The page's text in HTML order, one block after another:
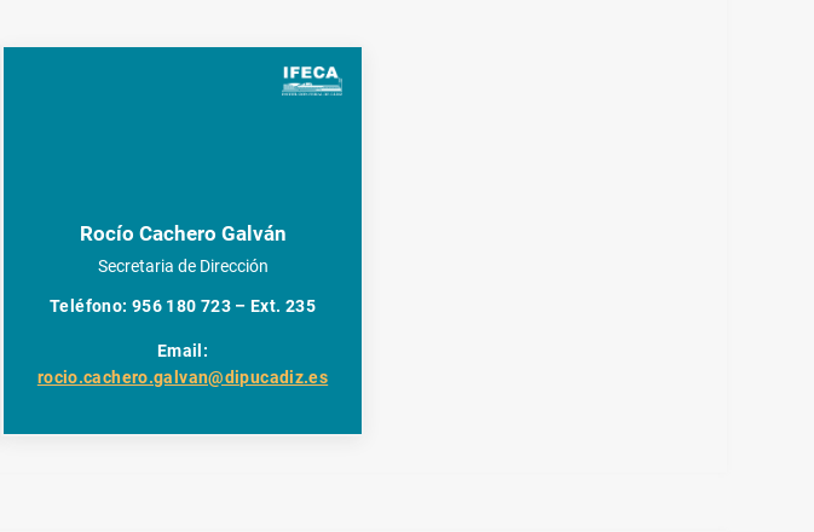
Rocío Cachero Galván
Secretaria de Dirección
Teléfono: 956 180 723 – Ext. 235
Email:
rocio.cachero.galvan@dipucadiz.es